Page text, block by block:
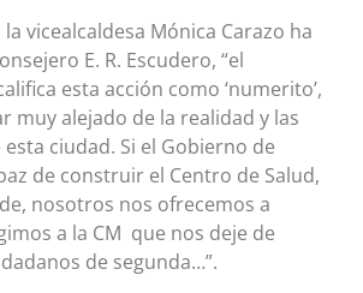
vicealcaldesa Mónica Carazo ha
E. R. Escudero, “el
esta acción como ‘numerito’,
muy alejado de la realidad y las
ciudad. Si el Gobierno de
de construir el Centro de Salud,
nosotros nos ofrecemos a
a la CM que nos deje de
de segunda…”.